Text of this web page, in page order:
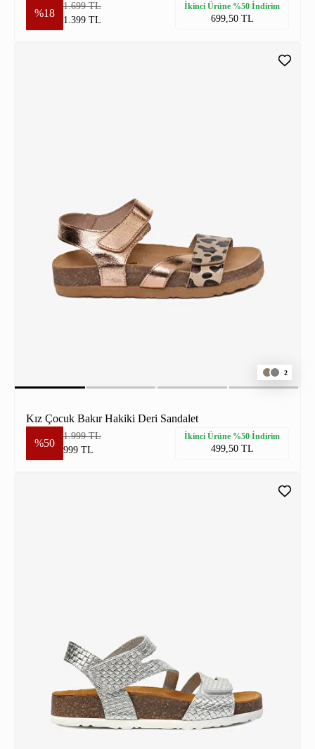
%18
1.699 TL
1.399 TL
İkinci Ürüne %50 İndirim
699,50 TL
2
Kız Çocuk Bakır Hakiki Deri Sandalet
%50
1.999 TL
999 TL
İkinci Ürüne %50 İndirim
499,50 TL